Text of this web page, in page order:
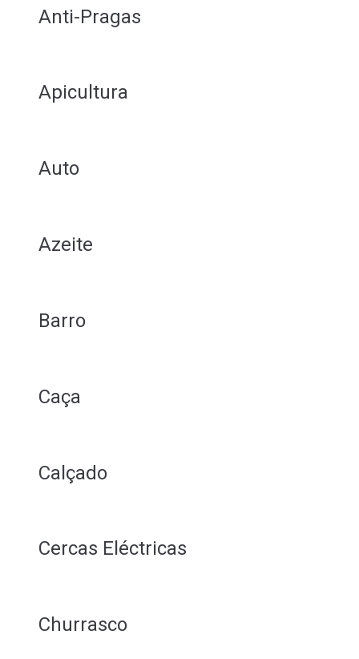
Anti-Pragas
Apicultura
Auto
Azeite
Barro
Caça
Calçado
Cercas Eléctricas
Churrasco